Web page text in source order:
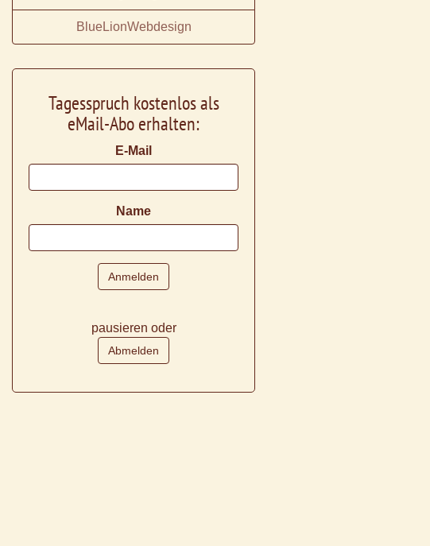
BlueLionWebdesign
Tagesspruch kostenlos als
eMail-Abo erhalten:
E-Mail
Name
pausieren oder